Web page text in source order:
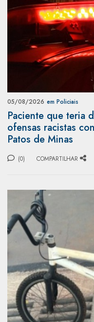
05/08/2026 em Policiais
Paciente que teria
ofensas racistas
Patos de Minas
(0) COMPARTILHAR